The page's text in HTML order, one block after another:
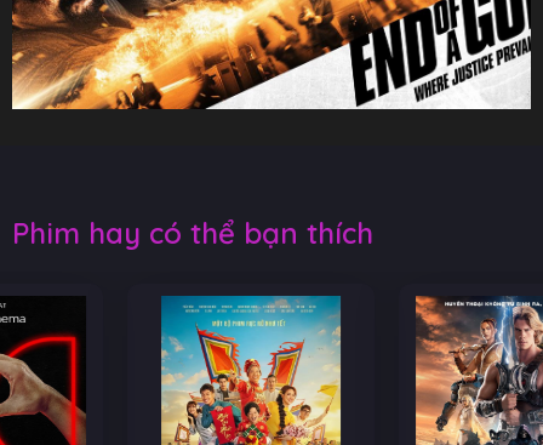
Phim hay có thể bạn thích